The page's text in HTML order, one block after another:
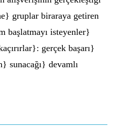
gruplar biraraya getiren
başlatmayı isteyenler}
gerçek başarı}
sunacağı} devamlı